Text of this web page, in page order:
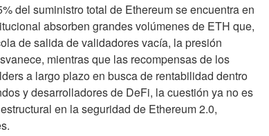
del suministro total de Ethereum se encuentra en
absorben grandes volúmenes de ETH que,
de salida de validadores vacía, la presión
mientras que las recompensas de los
a largo plazo en busca de rentabilidad dentro
y desarrolladores de DeFi, la cuestión ya no es
en la seguridad de Ethereum 2.0,